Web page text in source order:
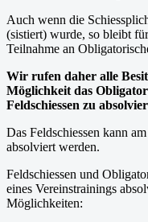
Auch wenn die
(sistiert) wurde, so bleibt
Teilnahme an
Wir rufen daher alle
Möglichkeit das
Feldschiessen zu
Das Feldschiessen kann
absolviert werden.
Feldschiessen und
eines Vereinstrainings
Möglichkeiten: